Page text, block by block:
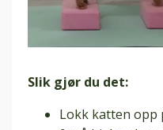
Slik gjør du det:
Lokk katten opp